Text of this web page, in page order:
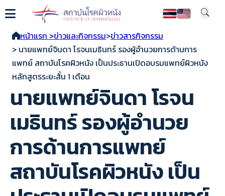
หน้าแรก >ข่าวและกิจกรรม>ข่าวสารกิจกรรม
> นายแพทย์จินดา โรจนเมธินทร์ รองผู้อำนวยการด้านการ
แพทย์ สถาบันโรคผิวหนัง เป็นประธานเปิดอบรมแพทย์ผิวหนัง
หลักสูตรระยะสั้น 1 เดือน
นายแพทย์จินดา โรจน
เมธินทร์ รองผู้อำนวย
การด้านการแพทย์
สถาบันโรคผิวหนัง เป็น